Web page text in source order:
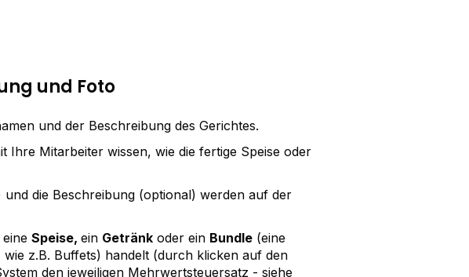
und Foto
und der Beschreibung des Gerichtes.
Ihre Mitarbeiter wissen, wie die fertige Speise oder
die Beschreibung (optional) werden auf der
Speise, ein Getränkoder ein Bundle(eine
z.B. Buffets) handelt (durch klicken auf den
den jeweiligen Mehrwertsteuersatz - siehe